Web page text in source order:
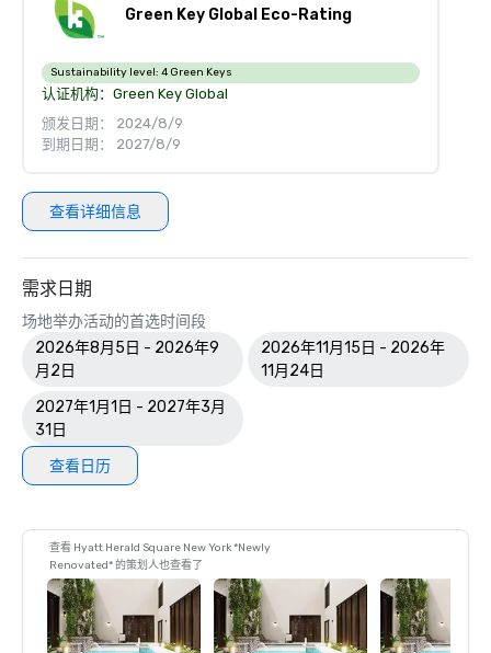
Green Key Global Eco-Rating
Sustainability level: 4 Green Keys
认证机构： Green Key Global
颁发日期： 2024/8/9
到期日期： 2027/8/9
查看详细信息
需求日期
场地举办活动的首选时间段
2026年8月5日 - 2026年9
月2日
2026年11月15日 - 2026年
11月24日
2027年1月1日 - 2027年3月
31日
查看日历
查看 Hyatt Herald Square New York *Newly
Renovated* 的策划人也查看了